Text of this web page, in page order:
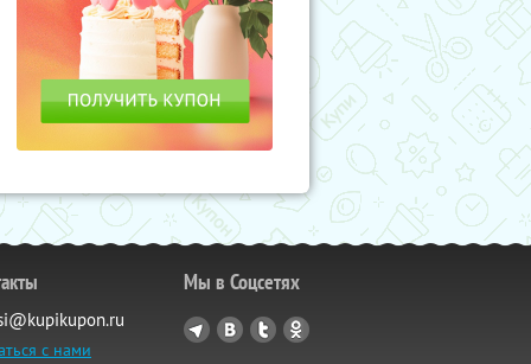
с нами
Мы в Соцсетях